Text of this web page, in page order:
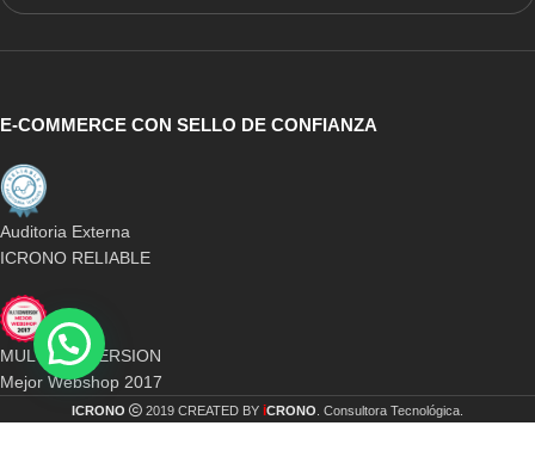
E-COMMERCE CON SELLO DE CONFIANZA
Auditoria Externa
ICRONO RELIABLE
MULTICONVERSION
Mejor Webshop 2017
ICRONO 2019 CREATED BY iCRONO . Consultora Tecnológica.